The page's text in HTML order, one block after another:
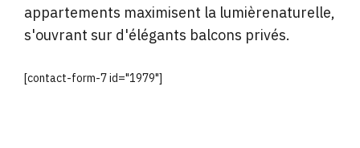
appartements maximisent la lumièrenaturelle,
s'ouvrant sur d'élégants balcons privés.
[contact-form-7 id="1979"]